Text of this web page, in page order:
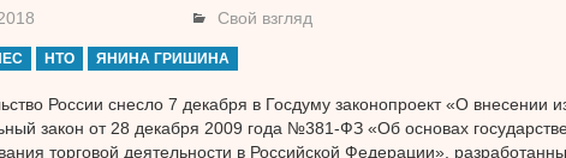
Свой взгляд
НТО ЯНИНА ГРИШИНА
России снесло 7 декабря в Госдуму законопроект «О внесении
закон от 28 декабря 2009 года №381-ФЗ «Об основах
торговой деятельности в Российской Федерации»,